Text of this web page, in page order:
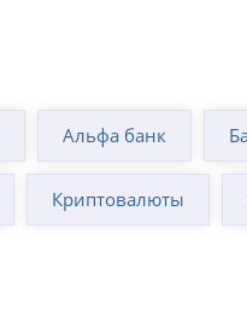
Альфа банк
Криптовалюты